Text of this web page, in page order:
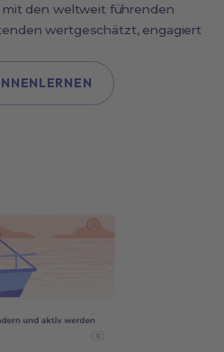
mit den weltweit führenden
wertgeschätzt, engagiert